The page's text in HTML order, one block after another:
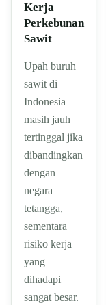
Kerja
Perkebunan
Sawit
Upah buruh
sawit di
Indonesia
masih jauh
tertinggal jika
dibandingkan
dengan
negara
tetangga,
sementara
risiko kerja
yang
dihadapi
sangat besar.